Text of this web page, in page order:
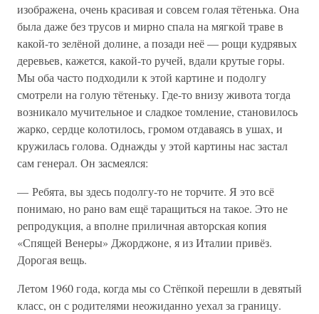
изображена, очень красивая и совсем голая тётенька. Она
была даже без трусов и мирно спала на мягкой траве в
какой-то зелёной долине, а позади неё — рощи кудрявых
деревьев, кажется, какой-то ручей, вдали крутые горы.
Мы оба часто подходили к этой картине и подолгу
смотрели на голую тётеньку. Где-то внизу живота тогда
возникало мучительное и сладкое томление, становилось
жарко, сердце колотилось, громом отдаваясь в ушах, и
кружилась голова. Однажды у этой картины нас застал
сам генерал. Он засмеялся:
— Ребята, вы здесь подолгу-то не торчите. Я это всё
понимаю, но рано вам ещё таращиться на такое. Это не
репродукция, а вполне приличная авторская копия
«Спящей Венеры» Джорджоне, я из Италии привёз.
Дорогая вещь.
Летом 1960 года, когда мы со Стёпкой перешли в девятый
класс, он с родителями неожиданно уехал за границу.